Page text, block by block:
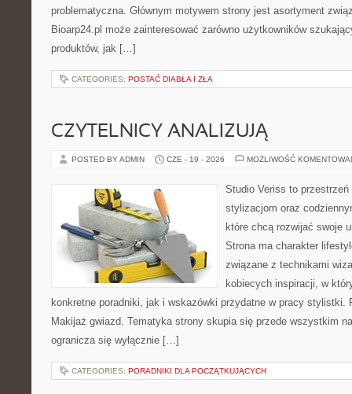
problematyczna. Głównym motywem strony jest asortyment
Bioarp24.pl może zainteresować zarówno użytkowników
produktów, jak […]
CATEGORIES: POSTAĆ DIABŁA I ZŁA
CZYTELNICY ANALIZUJĄ
POSTED BY ADMIN CZE - 19 - 2026 MOŻLIWOŚĆ
Studio Veriss to
stylizacjom oraz
które chcą rozwijać swoje
Strona ma charakter
związane z technikami
kobiecych inspiracji, w
konkretne poradniki, jak i wskazówki przydatne w pracy stylistki.
Makijaż gwiazd. Tematyka strony skupia się przede wszystkim
ogranicza się wyłącznie […]
CATEGORIES: PORADNIKI DLA POCZĄTKUJĄCYCH